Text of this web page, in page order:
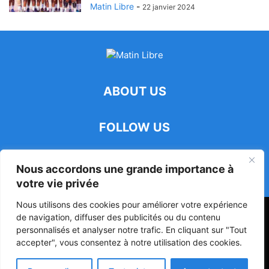
Nous accordons une grande importance à
votre vie privée
Nous utilisons des cookies pour améliorer votre expérience
de navigation, diffuser des publicités ou du contenu
personnalisés et analyser notre trafic. En cliquant sur "Tout
accepter", vous consentez à notre utilisation des cookies.
Matin Libre - 22 janvier 2024
ABOUT US
FOLLOW US
47ᵉ Assemblée Mondiale sur la Protection de la Vie Privée: Me
Luciano Hounkponou représente le Bénin à Séoul